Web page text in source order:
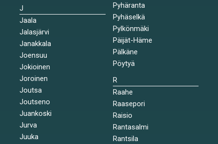
J
Jaala
Jalasjärvi
Janakkala
Joensuu
Jokioinen
Joroinen
Joutsa
Joutseno
Juankoski
Jurva
Juuka
Pyhäranta
Pyhäselkä
Pylkönmäki
Päijät-Häme
Pälkäne
Pöytyä
R
Raahe
Raasepori
Raisio
Rantasalmi
Rantsila